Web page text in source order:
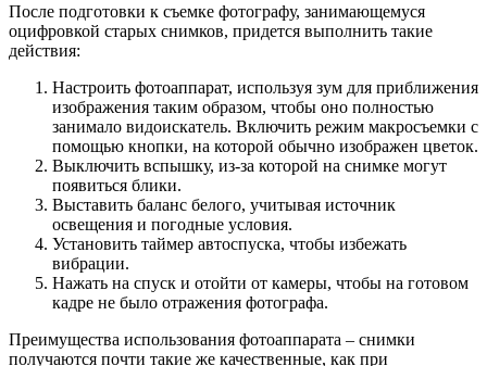
После подготовки к съемке фотографу, занимающемуся
оцифровкой старых снимков, придется выполнить такие
действия:
Настроить фотоаппарат, используя зум для приближения
изображения таким образом, чтобы оно полностью
занимало видоискатель. Включить режим макросъемки с
помощью кнопки, на которой обычно изображен цветок.
Выключить вспышку, из-за которой на снимке могут
появиться блики.
Выставить баланс белого, учитывая источник
освещения и погодные условия.
Установить таймер автоспуска, чтобы избежать
вибрации.
Нажать на спуск и отойти от камеры, чтобы на готовом
кадре не было отражения фотографа.
Преимущества использования фотоаппарата – снимки
получаются почти такие же качественные, как при